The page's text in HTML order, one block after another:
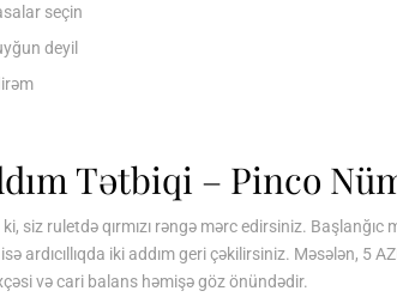
seçin
deyil
Tətbiqi – Pinco
siz ruletdə qırmızı rəngə mərc edirsiniz.
ardıcıllıqda iki addım geri çəkilirsiniz. Məsələn, 5
və cari balans həmişə göz önündədir.